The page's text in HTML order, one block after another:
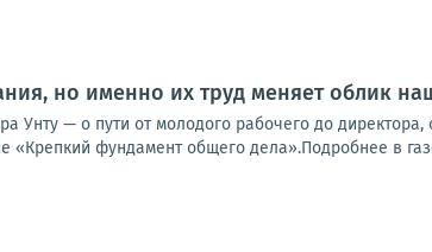
но именно их труд меняет облик
Унту — о пути от молодого рабочего до
«Крепкий фундамент общего дела».Подробнее в